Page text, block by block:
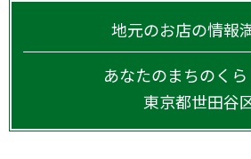
地元のお店の情報
あなたのまちのく
東京都世田谷